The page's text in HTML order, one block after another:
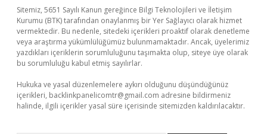
Sitemiz, 5651 Sayılı Kanun gereğince Bilgi Teknolojileri ve İletişim
Kurumu (BTK) tarafından onaylanmış bir Yer Sağlayıcı olarak hizmet
vermektedir. Bu nedenle, sitedeki içerikleri proaktif olarak denetleme
veya araştırma yükümlülüğümüz bulunmamaktadır. Ancak, üyelerimiz
yazdıkları içeriklerin sorumluluğunu taşımakta olup, siteye üye olarak
bu sorumluluğu kabul etmiş sayılırlar.
Hukuka ve yasal düzenlemelere aykırı olduğunu düşündüğünüz
içerikleri, backlinkpanelicomtr@gmail.com adresine bildirmeniz
halinde, ilgili içerikler yasal süre içerisinde sitemizden kaldırılacaktır.